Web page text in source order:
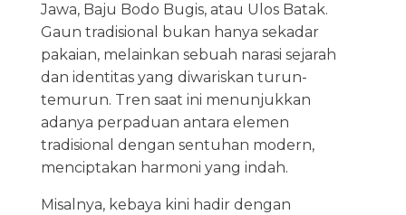
Jawa, Baju Bodo Bugis, atau Ulos Batak.
Gaun tradisional bukan hanya sekadar
pakaian, melainkan sebuah narasi sejarah
dan identitas yang diwariskan turun-
temurun. Tren saat ini menunjukkan
adanya perpaduan antara elemen
tradisional dengan sentuhan modern,
menciptakan harmoni yang indah.
Misalnya, kebaya kini hadir dengan